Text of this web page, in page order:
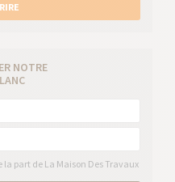
NOTRE
la part de La Maison Des Travaux